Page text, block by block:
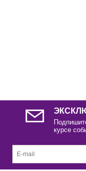
курсе